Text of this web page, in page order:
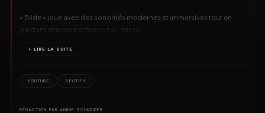
« Slide » joue avec des sonorités modernes et immersives tout en
gardant une vraie présence au micro.
+ LIRE LA SUITE
YOUTUBE SPOTIFY
RÉDACTION PAR AMINE SCHNEIDER